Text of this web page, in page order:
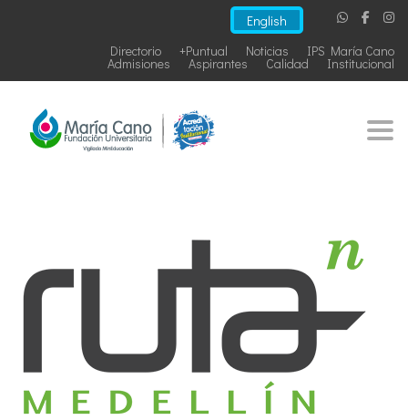
English
IPS María Cano
Noticias
+Puntual
Directorio
Institucional
Calidad
Aspirantes
Admisiones